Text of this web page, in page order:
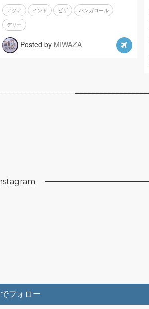
アジア インド ビザ バンガロール
デリー
Posted by MIWAZA
フォロー